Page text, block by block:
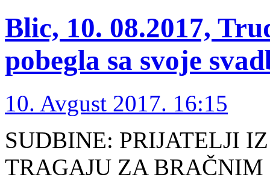
Blic, 10. 08.2017,
pobegla sa svoje
10. Avgust 2017. 16:15
SUDBINE: PRIJATELJI
TRAGAJU ZA